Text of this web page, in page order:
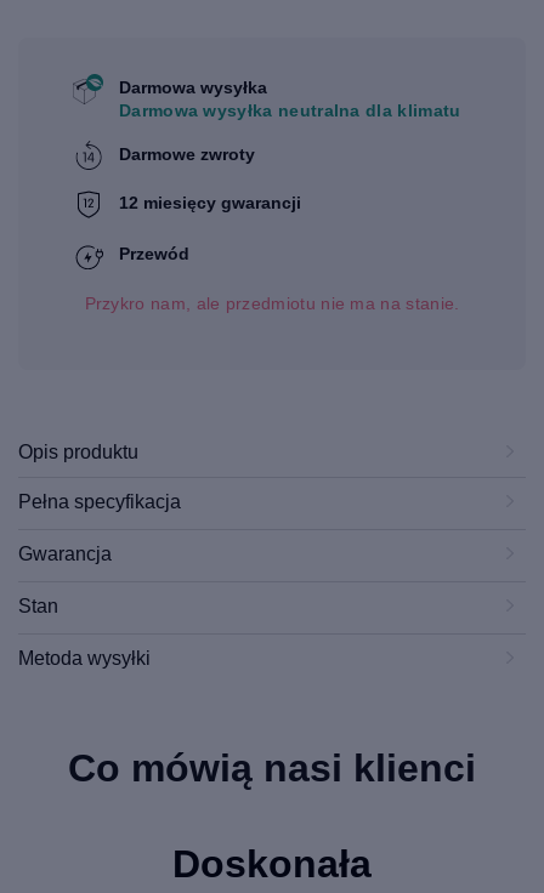
Darmowa wysyłka
Darmowa wysyłka neutralna dla klimatu
Darmowe zwroty
12 miesięcy gwarancji
Przewód
Przykro nam, ale przedmiotu nie ma na stanie.
Opis produktu
Pełna specyfikacja
Gwarancja
Stan
Metoda wysyłki
Co mówią nasi klienci
Doskonała